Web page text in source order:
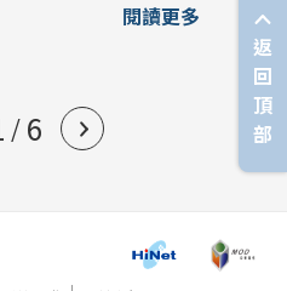
閱讀更多
/ 6
返
回
頂
部